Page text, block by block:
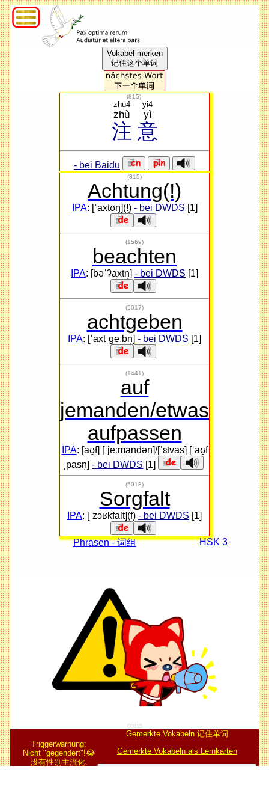
Vokabel merken
记住这个单词
(815)
注
zhù
zhu4
意
yì
yi4
- bei Baidu
(815)
Achtung(!)
IPA: [ˈaxtʊŋ](!) - bei DWDS [1]
(1569)
beachten
IPA: [bəˈʔaxtn̩] - bei DWDS [1]
(5017)
achtgeben
IPA: [ˈaxtˌɡeːbn̩] - bei DWDS [1]
(1441)
auf
jemanden/etwas
aufpassen
IPA: [aʊ̯f] [ˈjeːmandən]/[ˈɛtvas] [ˈaʊ̯f
ˌpasn̩] - bei DWDS [1]
(5018)
Sorgfalt
IPA: [ˈzɔʁkfalt](f) - bei DWDS [1]
Phrasen - 词组 HSK 3
00815
Triggerwarnung:
Nicht "gegendert"!😂
没有性别主流化.
Gemerkte Vokabeln 记住单词
Gemerkte Vokabeln als Lernkarten